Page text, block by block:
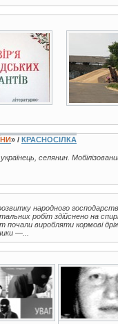
» / КРАСНОСІЛКА
селянин.
народного
робіт здійснено на
виробляти кормові
—...